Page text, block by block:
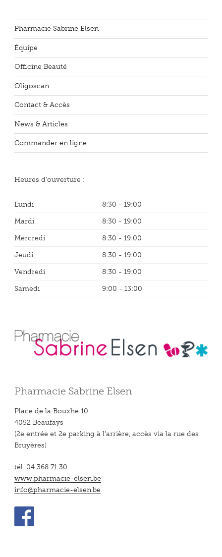
Pharmacie Sabrine Elsen
Équipe
Officine Beauté
Oligoscan
Contact & Accès
News & Articles
Commander en ligne
Heures d'ouverture :
Lundi
8:30 - 19:00
Mardi
8:30 - 19:00
Mercredi
8:30 - 19:00
Jeudi
8:30 - 19:00
Vendredi
8:30 - 19:00
Samedi
9:00 - 13:00
Pharmacie Sabrine Elsen
Place de la Bouxhe 10
4052 Beaufays
(2e entrée et 2e parking à l'arrière, accès via la rue des
Bruyères)
tél. 04 368 71 30
www.pharmacie-elsen.be
info@pharmacie-elsen.be